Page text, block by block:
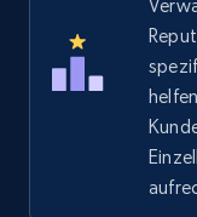
eBay -
specified